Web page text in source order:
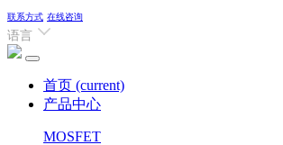
联系方式 在线咨询
语言
首页 (current)
产品中心
MOSFET